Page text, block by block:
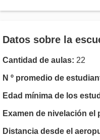
Datos sobre la
Cantidad de aulas: 22
N º promedio de
Edad mínima de los
Examen de nivelación el
Distancia desde el